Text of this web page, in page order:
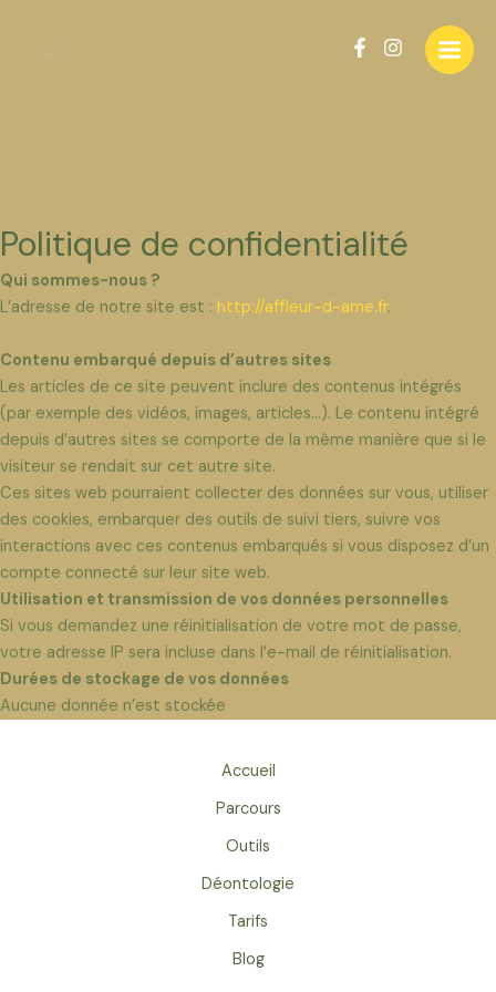
Main
Politique de confidentialité
Qui sommes-nous ?
L’adresse de notre site est : http://affleur-d-ame.fr.
Contenu embarqué depuis d’autres sites
Les articles de ce site peuvent inclure des contenus intégrés
(par exemple des vidéos, images, articles…). Le contenu intégré
depuis d’autres sites se comporte de la même manière que si le
visiteur se rendait sur cet autre site.
Ces sites web pourraient collecter des données sur vous, utiliser
des cookies, embarquer des outils de suivi tiers, suivre vos
interactions avec ces contenus embarqués si vous disposez d’un
compte connecté sur leur site web.
Utilisation et transmission de vos données personnelles
Si vous demandez une réinitialisation de votre mot de passe,
votre adresse IP sera incluse dans l’e-mail de réinitialisation.
Durées de stockage de vos données
Aucune donnée n’est stockée
Accueil
Parcours
Outils
Déontologie
Tarifs
Blog